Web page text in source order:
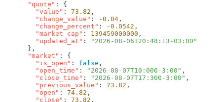
      "quote"
        "value"
: 73.82
        "change_value"
: -0.04
        "change_percent"
: -0.0542
        "market_cap"
: 139459000000
        "updated_at"
:
      "market"
        "is_open"
: false
        "open_time"
: "2026-08-07T10:000-3:00"
        "close_time"
: "2026-08-07T17:300-3:00"
        "previous_value"
: 73.82
        "open"
: 74.82
        "close"
: 73.82